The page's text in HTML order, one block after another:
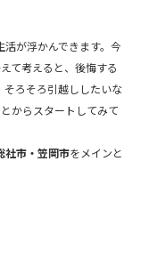
が浮かんできます。今
て考えると、後悔する
そろそろ引越ししたいな
からスタートしてみて
社市・笠岡市をメインと